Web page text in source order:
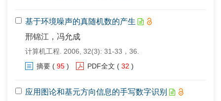
基于环境噪声的真随机数的产生
邢锦江，冯允成
计算机工程. 2006, 32(3): 31-33，36.
摘要 ( 95 ) PDF全文 ( 32 )
应用图论和基元方向信息的手写数字识别